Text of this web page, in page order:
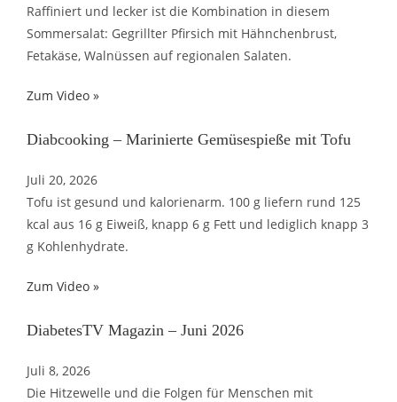
Raffiniert und lecker ist die Kombination in diesem
Sommersalat: Gegrillter Pfirsich mit Hähnchenbrust,
Fetakäse, Walnüssen auf regionalen Salaten.
Zum Video »
Diabcooking – Marinierte Gemüsespieße mit Tofu
Juli 20, 2026
Tofu ist gesund und kalorienarm. 100 g liefern rund 125
kcal aus 16 g Eiweiß, knapp 6 g Fett und lediglich knapp 3
g Kohlenhydrate.
Zum Video »
DiabetesTV Magazin – Juni 2026
Juli 8, 2026
Die Hitzewelle und die Folgen für Menschen mit